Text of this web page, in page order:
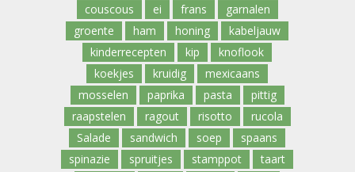
couscous
ei frans
garnalen
groente
ham honing
kabeljauw
kinderrecepten
kip
knoflook
koekjes
kruidig
mexicaans
mosselen
paprika pasta
pittig
raapstelen
ragout risotto
rucola
Salade
sandwich soep
spaans
spinazie
spruitjes stamppot
taart